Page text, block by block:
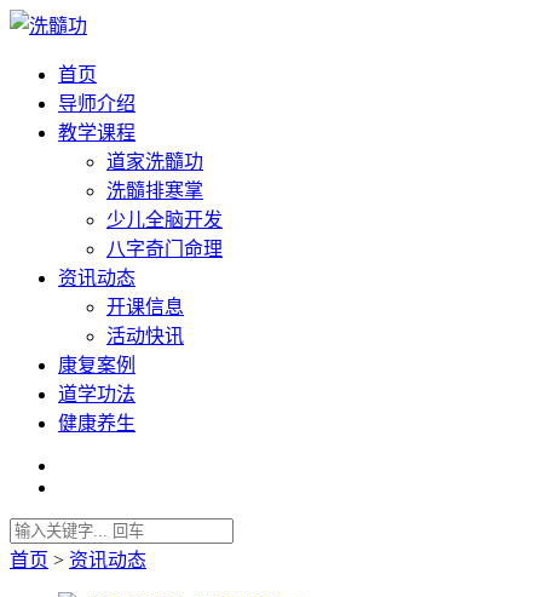
首页
导师介绍
教学课程
道家洗髓功
洗髓排寒掌
少儿全脑开发
八字奇门命理
资讯动态
开课信息
活动快讯
康复案例
道学功法
健康养生
首页 > 资讯动态